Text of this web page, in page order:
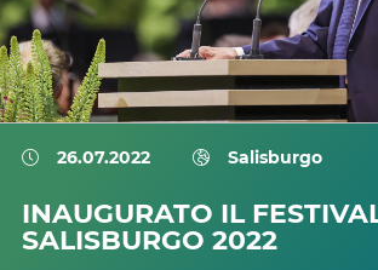
26.07.2022 Salisburgo
INAUGURATO IL
SALISBURGO 2022